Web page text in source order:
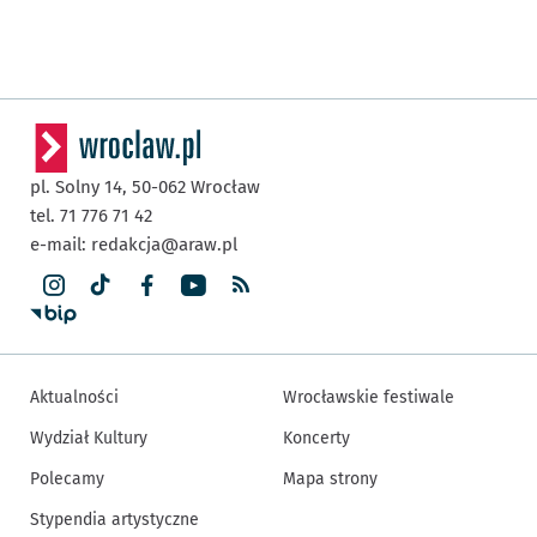
pl. Solny 14, 50-062 Wrocław
tel. 71 776 71 42
e-mail: redakcja@araw.pl
Aktualności
Wydział Kultury
Polecamy
Stypendia artystyczne
Wrocławskie festiwale
Koncerty
Mapa strony